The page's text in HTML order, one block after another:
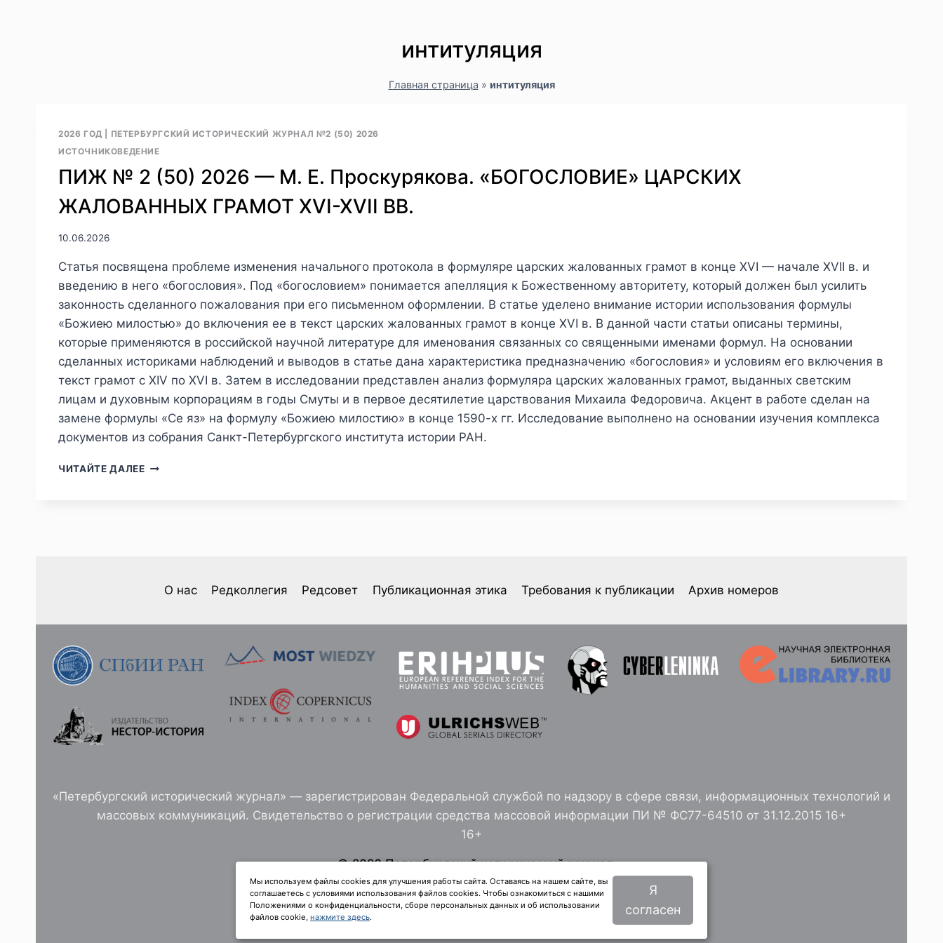
интитуляция
Главная страница » интитуляция
2026 ГОД
ПЕТЕРБУРГСКИЙ ИСТОРИЧЕСКИЙ ЖУРНАЛ №2 (50) 2026
ИСТОЧНИКОВЕДЕНИЕ
ПИЖ № 2 (50) 2026 — М. Е. Проскурякова. «БОГОСЛОВИЕ» ЦАРСКИХ
ЖАЛОВАННЫХ ГРАМОТ XVI-XVII ВВ.
10.06.2026
Статья посвящена проблеме изменения начального протокола в формуляре царских жалованных грамот в конце XVI — начале XVII в. и
введению в него «богословия». Под «богословием» понимается апелляция к Божественному авторитету, который должен был усилить
законность сделанного пожалования при его письменном оформлении. В статье уделено внимание истории использования формулы
«Божиею милостью» до включения ее в текст царских жалованных грамот в конце XVI в. В данной части статьи описаны термины,
которые применяются в российской научной литературе для именования связанных со священными именами формул. На основании
сделанных историками наблюдений и выводов в статье дана характеристика предназначению «богословия» и условиям его включения в
текст грамот с XIV по XVI в. Затем в исследовании представлен анализ формуляра царских жалованных грамот, выданных светским
лицам и духовным корпорациям в годы Смуты и в первое десятилетие царствования Михаила Федоровича. Акцент в работе сделан на
замене формулы «Се яз» на формулу «Божиею милостию» в конце 1590-х гг. Исследование выполнено на основании изучения комплекса
документов из собрания Санкт-Петербургского института истории РАН.
ЧИТАЙТЕ ДАЛЕЕПИЖ
ПРОСКУРЯКОВА.
«БОГОСЛОВИЕ»
ЖАЛОВАННЫХ
XVI-
XVII
О нас Редколлегия Редсовет Публикационная этика Требования к публикации Архив номеров
«Петербургский исторический журнал» — зарегистрирован Федеральной службой по надзору в сфере связи, информационных технологий и
массовых коммуникаций. Свидетельство о регистрации средства массовой информации ПИ № ФС77-64510 от 31.12.2015 16+
16+
© 2026 Петербургский исторический журнал
Издание Санкт-Петербургского института истории РАН
Политика конфиденциальности
Мы используем файлы cookies для улучшения работы сайта. Оставаясь на нашем сайте, вы
соглашаетесь с условиями использования файлов cookies. Чтобы ознакомиться с нашими
Положениями о конфиденциальности, сборе персональных данных и об использовании
файлов cookie, нажмите здесь.
Я
согласен